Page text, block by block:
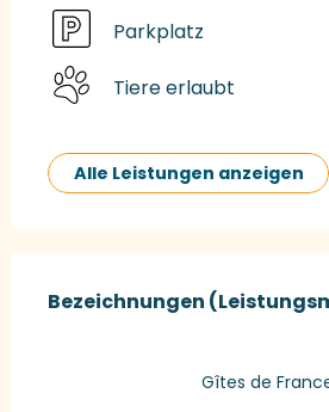
Parkplatz
Tiere erlaubt
Alle Leistungen anzeigen
Bezeichnungen
Bezeichnungen
Gîtes de